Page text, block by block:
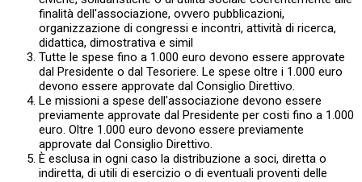
finalità dell'associazione, ovvero pubblicazioni,
organizzazione di congressi e incontri, attività di ricerca,
didattica, dimostrativa e simil
Tutte le spese fino a 1.000 euro devono essere approvate
dal Presidente o dal Tesoriere. Le spese oltre i 1.000 euro
devono essere approvate dal Consiglio Direttivo.
Le missioni a spese dell'associazione devono essere
previamente approvate dal Presidente per costi fino a 1.000
euro. Oltre 1.000 euro devono essere previamente
approvate dal Consiglio Direttivo.
È esclusa in ogni caso la distribuzione a soci, diretta o
indiretta, di utili di esercizio o di eventuali proventi delle